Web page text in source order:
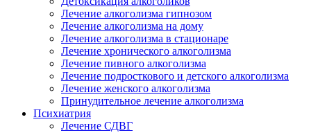
Лечение алкоголизма гипнозом
Лечение алкоголизма на дому
Лечение алкоголизма в стационаре
Лечение хронического алкоголизма
Лечение пивного алкоголизма
Лечение подросткового и детского алкоголизма
Лечение женского алкоголизма
Принудительное лечение алкоголизма
Психиатрия
Лечение СДВГ